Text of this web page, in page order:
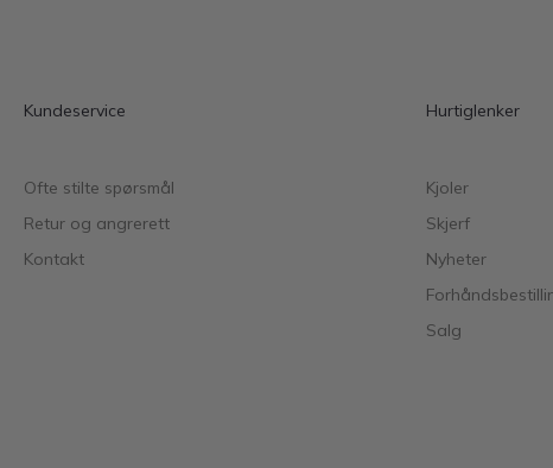
Kundeservice
Ofte stilte spørsmål
Retur og angrerett
Kontakt
Hurtiglenker
Kjoler
Skjerf
Nyheter
Salg